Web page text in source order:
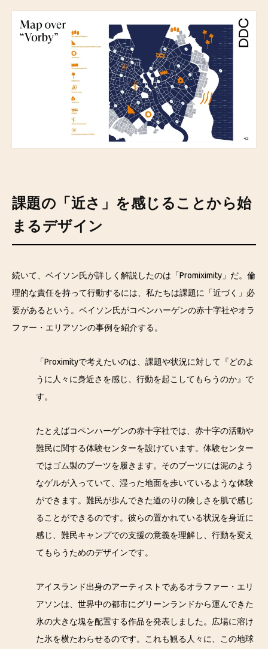
課題の「近さ」を感じることから始
まるデザイン
続いて、ベイソン氏が詳しく解説したのは「Promiximity」だ。倫
理的な責任を持って行動するには、私たちは課題に「近づく」必
要があるという。ベイソン氏がコペンハーゲンの赤十字社やオラ
ファー・エリアソンの事例を紹介する。
「Proximityで考えたいのは、課題や状況に対して『どのよ
うに人々に身近さを感じ、行動を起こしてもらうのか』で
す。
たとえばコペンハーゲンの赤十字社では、赤十字の活動や
難民に関する体験センターを設けています。体験センター
ではゴム製のブーツを履きます。そのブーツには泥のよう
なゲルが入っていて、湿った地面を歩いているような体験
ができます。難民が歩んできた道のりの険しさを肌で感じ
ることができるのです。彼らの置かれている状況を身近に
感じ、難民キャンプでの支援の意義を理解し、行動を変え
てもらうためのデザインです。
アイスランド出身のアーティストであるオラファー・エリ
アソンは、世界中の都市にグリーンランドから運んできた
氷の大きな塊を配置する作品を発表しました。広場に溶け
た氷を横たわらせるのです。これも観る人々に、この地球